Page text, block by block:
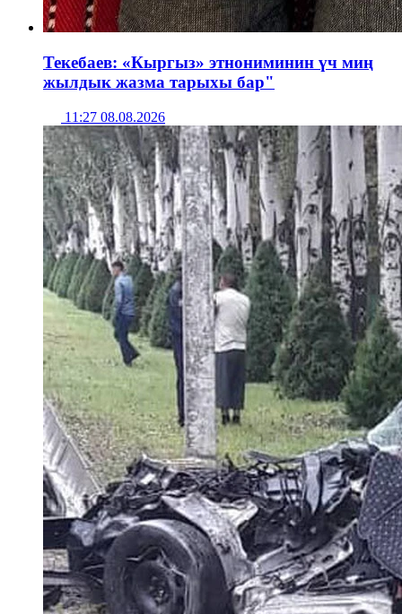
Текебаев: «Кыргыз» этнониминин үч миң
жылдык жазма тарыхы бар"
11:27 08.08.2026